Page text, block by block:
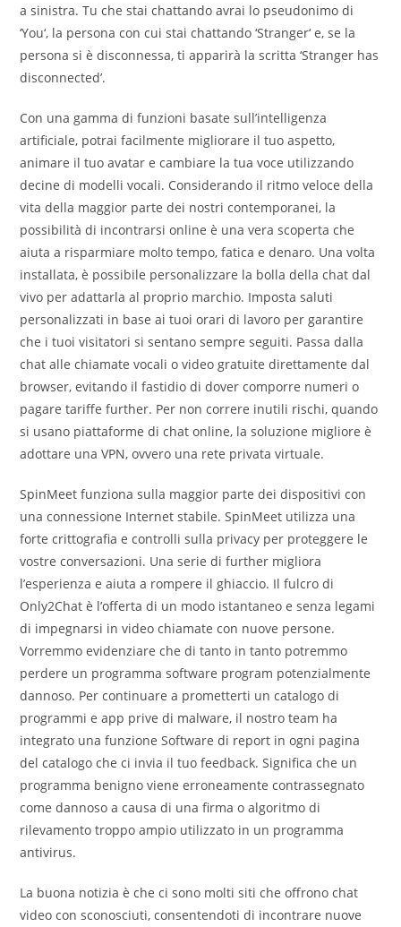
a sinistra. Tu che stai chattando avrai lo pseudonimo di
‘You‘, la persona con cui stai chattando ‘Stranger‘ e, se la
persona si è disconnessa, ti apparirà la scritta ‘Stranger has
disconnected’.
Con una gamma di funzioni basate sull’intelligenza
artificiale, potrai facilmente migliorare il tuo aspetto,
animare il tuo avatar e cambiare la tua voce utilizzando
decine di modelli vocali. Considerando il ritmo veloce della
vita della maggior parte dei nostri contemporanei, la
possibilità di incontrarsi online è una vera scoperta che
aiuta a risparmiare molto tempo, fatica e denaro. Una volta
installata, è possibile personalizzare la bolla della chat dal
vivo per adattarla al proprio marchio. Imposta saluti
personalizzati in base ai tuoi orari di lavoro per garantire
che i tuoi visitatori si sentano sempre seguiti. Passa dalla
chat alle chiamate vocali o video gratuite direttamente dal
browser, evitando il fastidio di dover comporre numeri o
pagare tariffe further. Per non correre inutili rischi, quando
si usano piattaforme di chat online, la soluzione migliore è
adottare una VPN, ovvero una rete privata virtuale.
SpinMeet funziona sulla maggior parte dei dispositivi con
una connessione Internet stabile. SpinMeet utilizza una
forte crittografia e controlli sulla privacy per proteggere le
vostre conversazioni. Una serie di further migliora
l’esperienza e aiuta a rompere il ghiaccio. Il fulcro di
Only2Chat è l’offerta di un modo istantaneo e senza legami
di impegnarsi in video chiamate con nuove persone.
Vorremmo evidenziare che di tanto in tanto potremmo
perdere un programma software program potenzialmente
dannoso. Per continuare a prometterti un catalogo di
programmi e app prive di malware, il nostro team ha
integrato una funzione Software di report in ogni pagina
del catalogo che ci invia il tuo feedback. Significa che un
programma benigno viene erroneamente contrassegnato
come dannoso a causa di una firma o algoritmo di
rilevamento troppo ampio utilizzato in un programma
antivirus.
La buona notizia è che ci sono molti siti che offrono chat
video con sconosciuti, consentendoti di incontrare nuove